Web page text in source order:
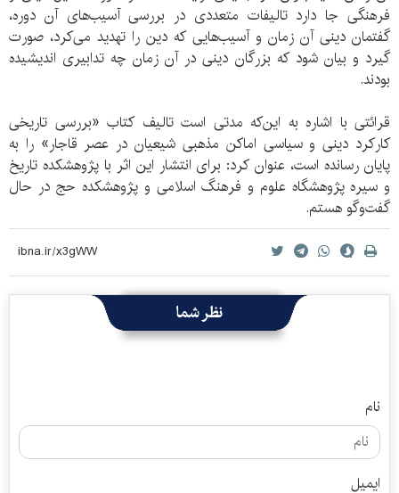
فرهنگی جا دارد تالیفات متعددی در بررسی آسیب‌های آن دوره،
گفتمان‌ دینی آن زمان و آسیب‌هایی که دین را تهدید می‌کرد، صورت
گیرد و بیان شود که بزرگان دینی در آن زمان چه تدابیری اندیشیده
بودند.
قرائتی با اشاره به این‌که مدتی است تالیف کتاب «بررسی تاریخی
کارکرد دینی و سیاسی اماکن مذهبی شیعیان در عصر قاجار» را به
پایان رسانده است، عنوان کرد: برای انتشار این اثر با پژوهشکده تاریخ
و سیره پژوهشگاه علوم و فرهنگ اسلامی و پژوهشکده حج در حال
گفت‌وگو هستم.
نظر شما
نام
ایمیل